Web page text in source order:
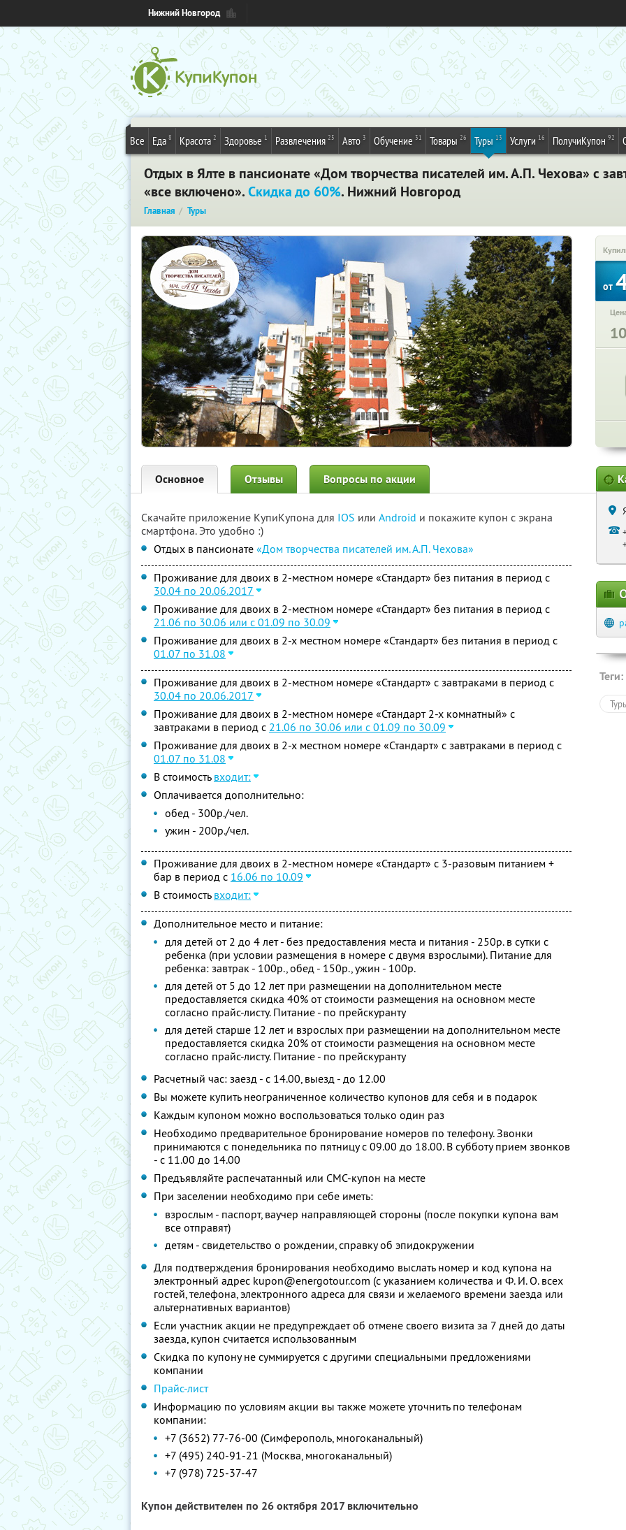
Нижний Новгород
Все Еда 8 Красота 2 Здоровье 1 Развлечения 25 Авто 3 Обучение 31 Товары 26 Туры 13 Услуги 16 ПолучиКупон 92
Отдых в Ялте в пансионате «Дом творчества писателей им. А.П. Чехова» с
«все включено».Скидка до 60%. Нижний Новгород
Главная Туры
от
Основное Отзывы Вопросы по акции
Скачайте приложение КупиКупона для IOS или Android и покажите купон с экрана
смартфона. Это удобно :)
Отдых в пансионате «Дом творчества писателей им. А.П. Чехова»
Проживание для двоих в 2-местном номере «Стандарт» без питания в период с
30.04 по 20.06.2017
Проживание для двоих в 2-местном номере «Стандарт» без питания в период с
21.06 по 30.06 или с 01.09 по 30.09
Проживание для двоих в 2-х местном номере «Стандарт» без питания в период с
01.07 по 31.08
Проживание для двоих в 2-местном номере «Стандарт» с завтраками в период с
30.04 по 20.06.2017
Проживание для двоих в 2-местном номере «Стандарт 2-х комнатный» с
завтраками в период с 21.06 по 30.06 или с 01.09 по 30.09
Проживание для двоих в 2-х местном номере «Стандарт» с завтраками в период с
01.07 по 31.08
В стоимость входит:
Оплачивается дополнительно:
обед - 300р./чел.
ужин - 200р./чел.
Проживание для двоих в 2-местном номере «Стандарт» с 3-разовым питанием +
бар в период с 16.06 по 10.09
В стоимость входит:
Дополнительное место и питание:
для детей от 2 до 4 лет - без предоставления места и питания - 250р. в сутки с
ребенка (при условии размещения в номере с двумя взрослыми). Питание для
ребенка: завтрак - 100р., обед - 150р., ужин - 100р.
для детей от 5 до 12 лет при размещении на дополнительном месте
предоставляется скидка 40% от стоимости размещения на основном месте
согласно прайс-листу. Питание - по прейскуранту
для детей старше 12 лет и взрослых при размещении на дополнительном месте
предоставляется скидка 20% от стоимости размещения на основном месте
согласно прайс-листу. Питание - по прейскуранту
Расчетный час: заезд - с 14.00, выезд - до 12.00
Вы можете купить неограниченное количество купонов для себя и в подарок
Каждым купоном можно воспользоваться только один раз
Необходимо предварительное бронирование номеров по телефону. Звонки
принимаются с понедельника по пятницу с 09.00 до 18.00. В субботу прием звонков
- с 11.00 до 14.00
Предъявляйте распечатанный или СМС-купон на месте
При заселении необходимо при себе иметь:
взрослым - паспорт, ваучер направляющей стороны (после покупки купона вам
все отправят)
детям - свидетельство о рождении, справку об эпидокружении
Для подтверждения бронирования необходимо выслать номер и код купона на
электронный адрес kupon@energotour.com (с указанием количества и Ф. И. О. всех
гостей, телефона, электронного адреса для связи и желаемого времени заезда или
альтернативных вариантов)
Если участник акции не предупреждает об отмене своего визита за 7 дней до даты
заезда, купон считается использованным
Скидка по купону не суммируется с другими специальными предложениями
компании
Прайс-лист
Информацию по условиям акции вы также можете уточнить по телефонам
компании:
+7 (3652) 77-76-00 (Симферополь, многоканальный)
+7 (495) 240-91-21 (Москва, многоканальный)
+7 (978) 725-37-47
Купон действителен по 26 октября 2017 включительно
Теги: